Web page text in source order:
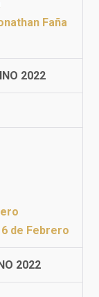
Faña
2022
6 de Febrero
2022